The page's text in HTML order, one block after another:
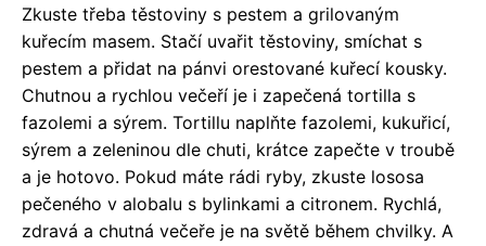
Zkuste třeba těstoviny s pestem a grilovaným
kuřecím masem. Stačí uvařit těstoviny, smíchat s
pestem a přidat na pánvi orestované kuřecí kousky.
Chutnou a rychlou večeří je i zapečená tortilla s
fazolemi a sýrem. Tortillu naplňte fazolemi, kukuřicí,
sýrem a zeleninou dle chuti, krátce zapečte v troubě
a je hotovo. Pokud máte rádi ryby, zkuste lososa
pečeného v alobalu s bylinkami a citronem. Rychlá,
zdravá a chutná večeře je na světě během chvilky. A